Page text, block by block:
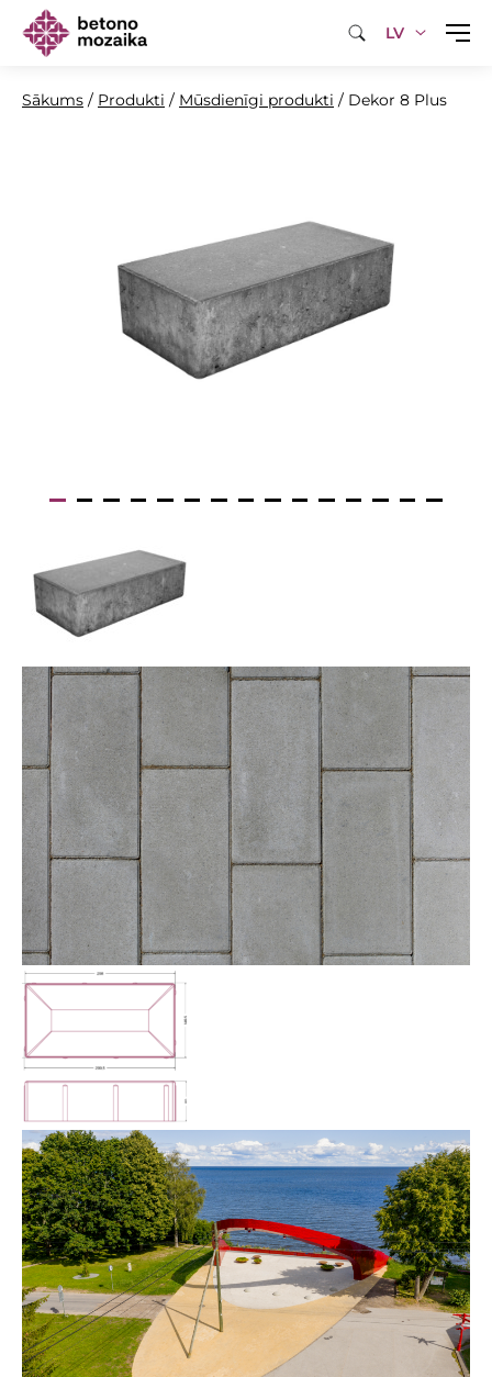
LV
Sākums / Produkti / Mūsdienīgi produkti / Dekor 8 Plus